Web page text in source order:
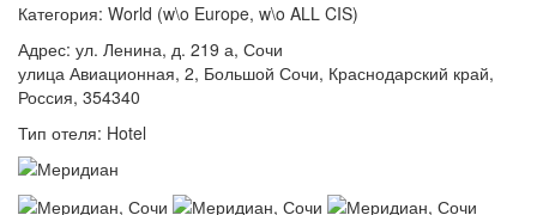
Категория: World (w\o Europe, w\o ALL CIS)
Адрес: ул. Ленина, д. 219 а, Сочи
улица Авиационная, 2, Большой Сочи, Краснодарский край,
Россия, 354340
Тип отеля: Hotel